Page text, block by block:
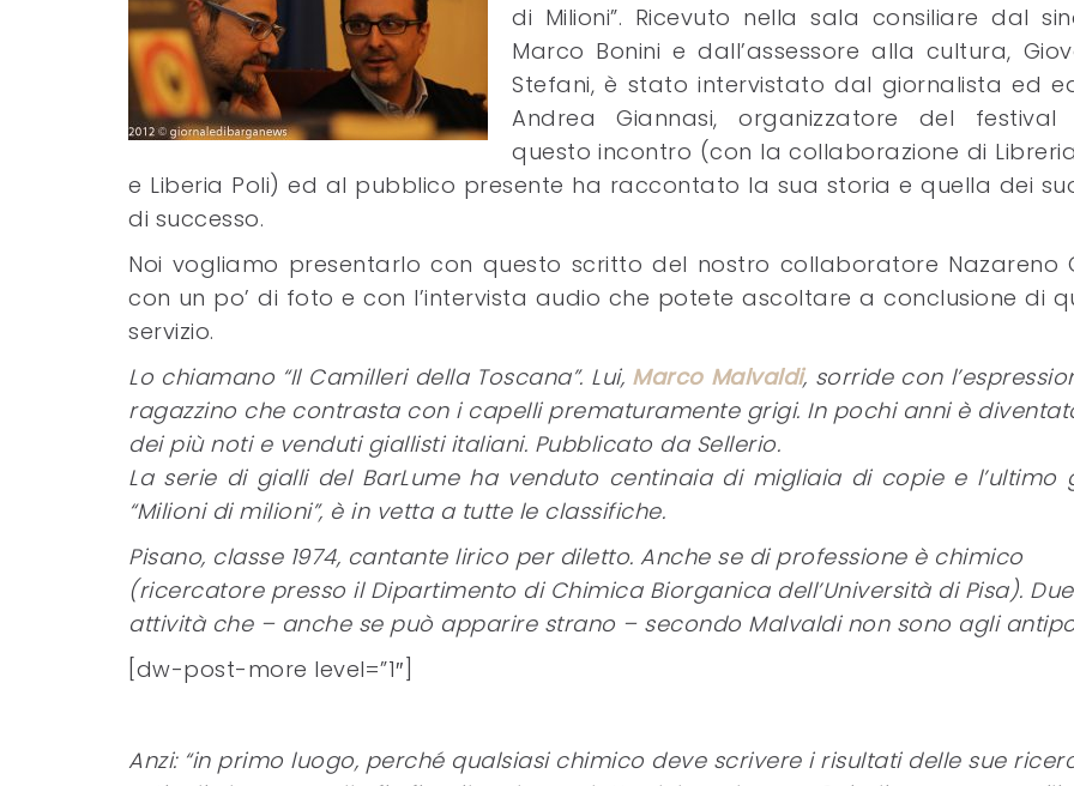
di Milioni”. Ricevuto nella sala consiliare dal
Marco Bonini e dall’assessore alla cultura,
Stefani, è stato intervistato dal giornalista ed
Andrea Giannasi, organizzatore del
questo incontro (con la collaborazione di
e Liberia Poli) ed al pubblico presente ha raccontato la sua storia e quella dei
di successo.
Noi vogliamo presentarlo con questo scritto del nostro collaboratore Nazareno
con un po’ di foto e con l’intervista audio che potete ascoltare a conclusione di
servizio.
Lo chiamano “Il Camilleri della Toscana”. Lui, Marco Malvaldi, sorride con
ragazzino che contrasta con i capelli prematuramente grigi. In pochi anni è
dei più noti e venduti giallisti italiani. Pubblicato da Sellerio.
La serie di gialli del BarLume ha venduto centinaia di migliaia di copie e l’ultimo
“Milioni di milioni”, è in vetta a tutte le classifiche.
Pisano, classe 1974, cantante lirico per diletto. Anche se di professione è chimico
(ricercatore presso il Dipartimento di Chimica Biorganica dell’Università di Pisa). Due
attività che – anche se può apparire strano – secondo Malvaldi non sono agli
[dw-post-more level=”1″]
Anzi: “in primo luogo, perché qualsiasi chimico deve scrivere i risultati delle sue